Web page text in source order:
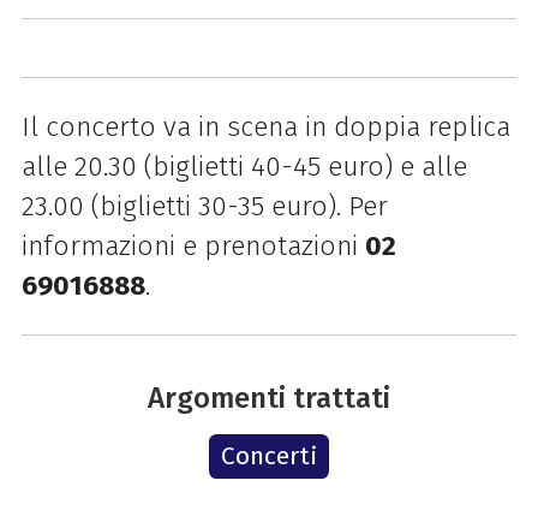
Il concerto va in scena in doppia replica
alle 20.30 (biglietti 40-45 euro) e alle
23.00 (biglietti 30-35 euro). Per
informazioni e prenotazioni 02
69016888.
Argomenti trattati
Concerti